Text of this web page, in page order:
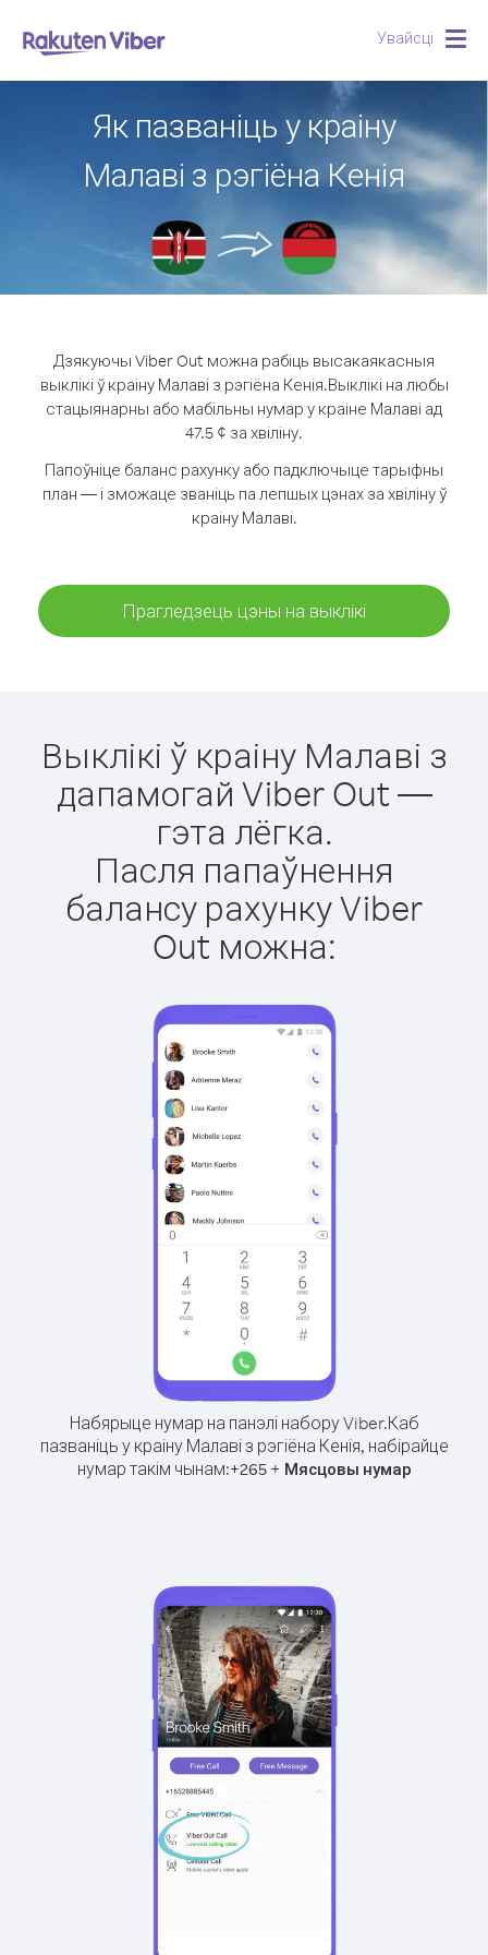
Увайсці
Як пазваніць у краіну
Малаві з рэгіёна Кенія
Дзякуючы Viber Out можна рабіць высакаякасныя
выклікі ў краіну Малаві з рэгіёна Кенія.Выклікі на любы
стацыянарны або мабільны нумар у краіне Малаві ад
47.5 ¢ за хвіліну.
Папоўніце баланс рахунку або падключыце тарыфны
план — і зможаце званіць па лепшых цэнах за хвіліну ў
краіну Малаві.
Прагледзець цэны на выклікі
Выклікі ў краіну Малаві з
дапамогай Viber Out —
гэта лёгка.
Пасля папаўнення
балансу рахунку Viber
Out можна:
Набярыце нумар на панэлі набору Viber.Каб
пазваніць у краіну Малаві з рэгіёна Кенія, набірайце
нумар такім чынам:+265+ Мясцовы нумар